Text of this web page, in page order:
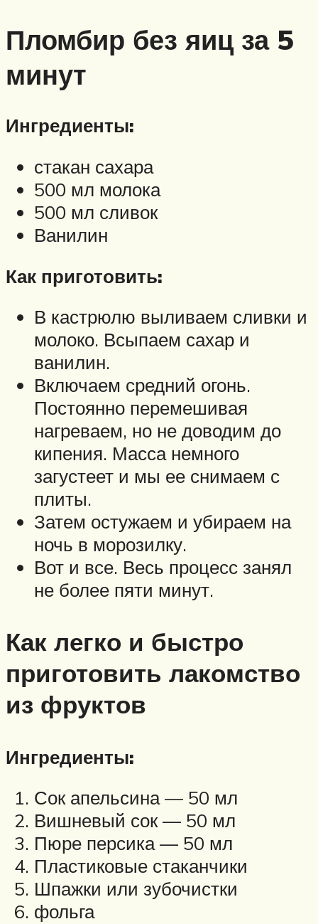
Пломбир без яиц за 5
минут
Ингредиенты:
стакан сахара
500 мл молока
500 мл сливок
Ванилин
Как приготовить:
В кастрюлю выливаем сливки и
молоко. Всыпаем сахар и
ванилин.
Включаем средний огонь.
Постоянно перемешивая
нагреваем, но не доводим до
кипения. Масса немного
загустеет и мы ее снимаем с
плиты.
Затем остужаем и убираем на
ночь в морозилку.
Вот и все. Весь процесс занял
не более пяти минут.
Как легко и быстро
приготовить лакомство
из фруктов
Ингредиенты:
Сок апельсина — 50 мл
Вишневый сок — 50 мл
Пюре персика — 50 мл
Пластиковые стаканчики
Шпажки или зубочистки
фольга